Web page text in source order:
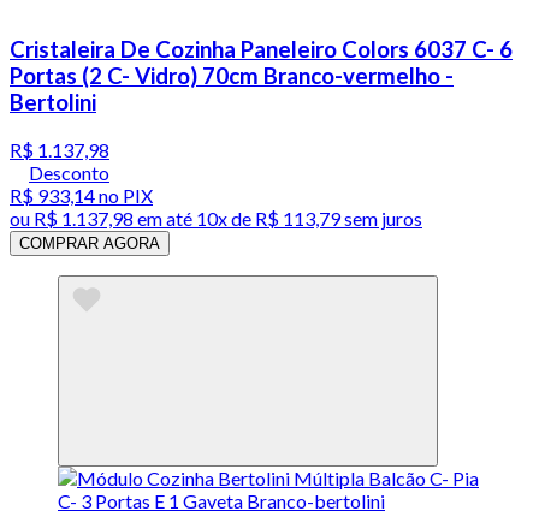
Cristaleira De Cozinha Paneleiro Colors 6037 C- 6
Portas (2 C- Vidro) 70cm Branco-vermelho -
Bertolini
R$ 1.137,98
Desconto
R$ 933,14no PIX
ou R$ 1.137,98 em até 10x de R$ 113,79 sem juros
COMPRAR AGORA